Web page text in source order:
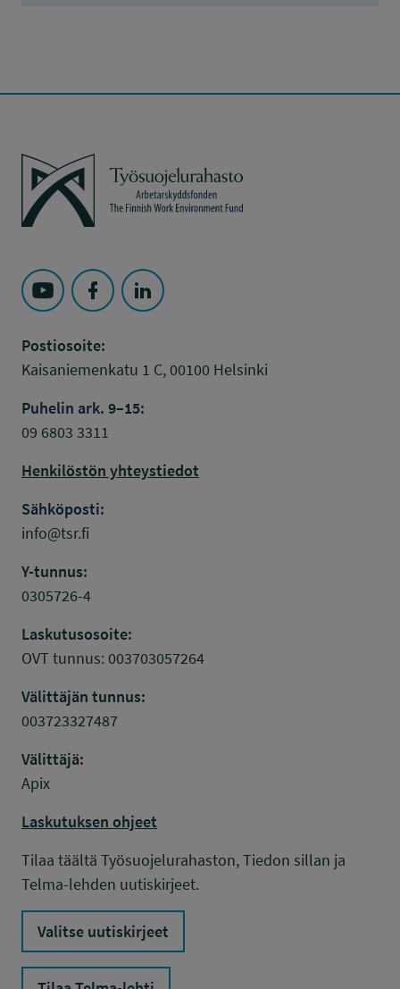
Työsuojelurahasto
Seuraa Työsuojelurahasto kohteessa: YouTube
Seuraa Työsuojelurahasto kohteessa:
Seuraa Työsuojelurahasto kohteessa:
Postiosoite:
Kaisaniemenkatu 1 C, 00100 Helsinki
Puhelin ark. 9–15:
09 6803 3311
Henkilöstön yhteystiedot
Sähköposti:
info@tsr.fi
Y-tunnus:
0305726-4
Laskutusosoite:
OVT tunnus: 003703057264
Välittäjän tunnus:
003723327487
Välittäjä:
Apix
Laskutuksen ohjeet
Tilaa täältä Työsuojelurahaston, Tiedon sillan ja
Telma-lehden uutiskirjeet.
Valitse uutiskirjeet